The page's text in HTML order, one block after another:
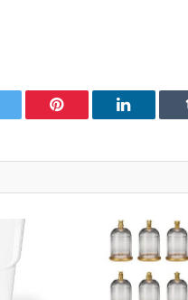
Pinterest LinkedIn